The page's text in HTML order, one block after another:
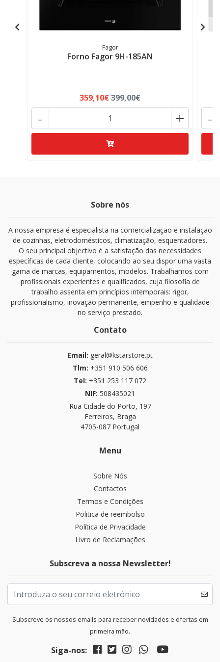
Fagor
Forno Fagor 9H-185AN
359,10€399,00€
+
- -
Sobre nós
A nossa empresa é especialista na comercialização e instalação
de cozinhas, eletrodomésticos, climatização, esquentadores.
O seu principal objectivo é a satisfação das necessidades
específicas de cada cliente, colocando ao seu dispor uma vasta
gama de marcas, equipamentos, modelos. Trabalhamos com
profissionais experientes e qualificados, cuja filosofia de
trabalho assenta em princípios intemporais: rigor,
profissionalismo, inovação permanente, empenho e qualidade
no serviço prestado.
Contato
Email: geral@kstarstore.pt
Tlm: +351 910 506 606
Tel: +351 253 117 072
NIF: 508435021
Rua Cidade do Porto, 197
Ferreiros, Braga
4705-087 Portugal
Menu
Sobre Nós
Contactos
Termos e Condições
Politica de reembolso
Política de Privacidade
Livro de Reclamações
Subscreva a nossa Newsletter!
Subscreve os nossos emails para receber novidades e ofertas em
primeira mão.
Siga-nos: